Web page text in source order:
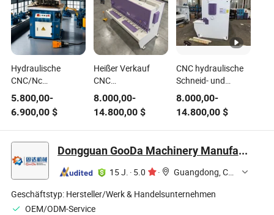
Hydraulische
CNC/Nc
schrägwinkelschnitt
(Schneider)
Winkelschneidemaschine
für
Metallstahlblech,
Platte, Edelstahl
5.800,00-
6.900,00 $
Heißer Verkauf
CNC
Schneidemaschine
Edelstahl
Schneidmaschine
Metall hydraulische
8.000,00-
14.800,00$
CNC hydraulische
Schneid- und
Schermaschine für
Blechschneidemaschine
8.000,00-
14.800,00$
Dongguan GooDa Machinery Manufacturing Co., Ltd.
15 J. · 5.0 ·
Guangdong, China
Geschäftstyp: Hersteller/Werk & Handelsunternehmen
OEM/ODM-Service